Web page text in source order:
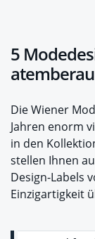
5
Die Wiener
Jahren enorm
in den
stellen Ihnen
Design-Labels
Einzigartigkeit